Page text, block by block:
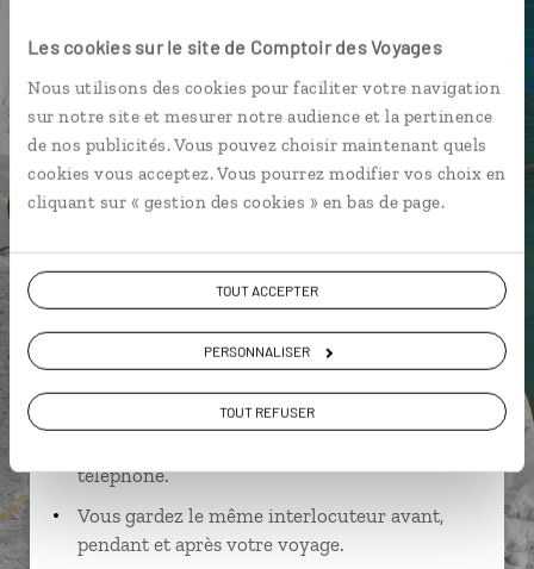
Les cookies sur le site de Comptoir des Voyages
Nous utilisons des cookies pour faciliter votre navigation
sur notre site et mesurer notre audience et la pertinence
de nos publicités. Vous pouvez choisir maintenant quels
cookies vous acceptez. Vous pourrez modifier vos choix en
cliquant sur « gestion des cookies » en bas de page.
TOUT ACCEPTER
PERSONNALISER
TOUT REFUSER
Palazzo Reale de Turin Agritourisme
Julie,
spécialiste Italie
Lire son interview
Suivez vos envies et demandez conseils à nos
Ils sauront organiser votre itinéraire au plus
près de vos envies et de la réalité du pays.
Échangez en face à face ou depuis nos studios
téléphone.
Vous gardez le même interlocuteur avant,
pendant et après votre voyage.